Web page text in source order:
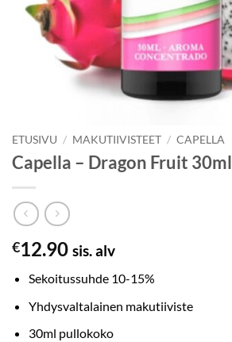
ETUSIVU / MAKUTIIVISTEET / CAPELLA
Capella – Dragon Fruit 30ml
€12.90 sis. alv
Sekoitussuhde 10-15%
Yhdysvaltalainen makutiiviste
30ml pullokoko